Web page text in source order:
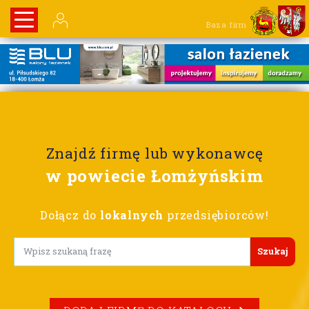
Baza firm
Znajdź firmę lub wykonawcę
w powiecie Łomżyńskim
Dołącz do lokalnych przedsiębiorców!
Lorem ipsum